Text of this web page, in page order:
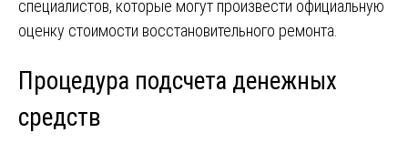
специалистов, которые могут произвести официальную
оценку стоимости восстановительного ремонта.
Процедура подсчета денежных
средств